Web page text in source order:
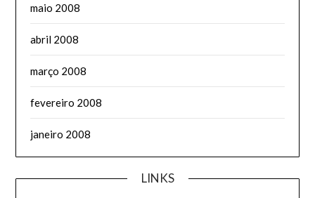
maio 2008
abril 2008
março 2008
fevereiro 2008
janeiro 2008
LINKS